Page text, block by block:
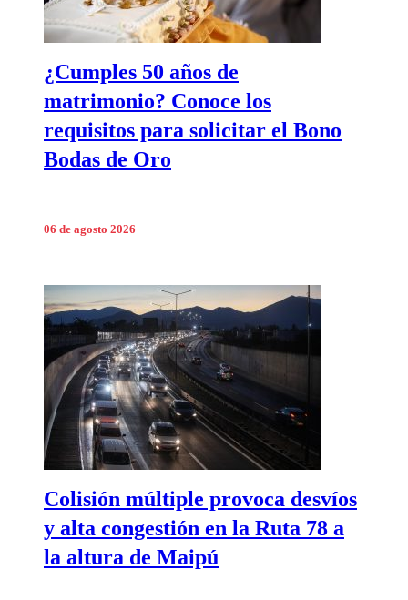
¿Cumples 50 años de
matrimonio? Conoce los
requisitos para solicitar el Bono
Bodas de Oro
06 de agosto 2026
Colisión múltiple provoca desvíos
y alta congestión en la Ruta 78 a
la altura de Maipú